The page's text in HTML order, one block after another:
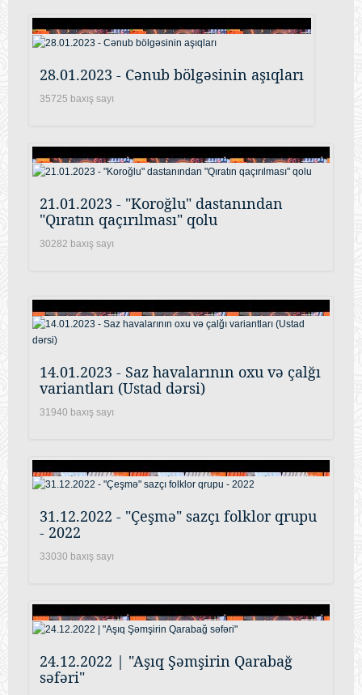
28.01.2023 - Cənub bölgəsinin aşıqları
35725 baxış sayı
21.01.2023 - "Koroğlu" dastanından
"Qıratın qaçırılması" qolu
30282 baxış sayı
14.01.2023 - Saz havalarının oxu və çalğı
variantları (Ustad dərsi)
31940 baxış sayı
31.12.2022 - "Çeşmə" sazçı folklor qrupu
- 2022
33030 baxış sayı
24.12.2022 | "Aşıq Şəmşirin Qarabağ
səfəri"